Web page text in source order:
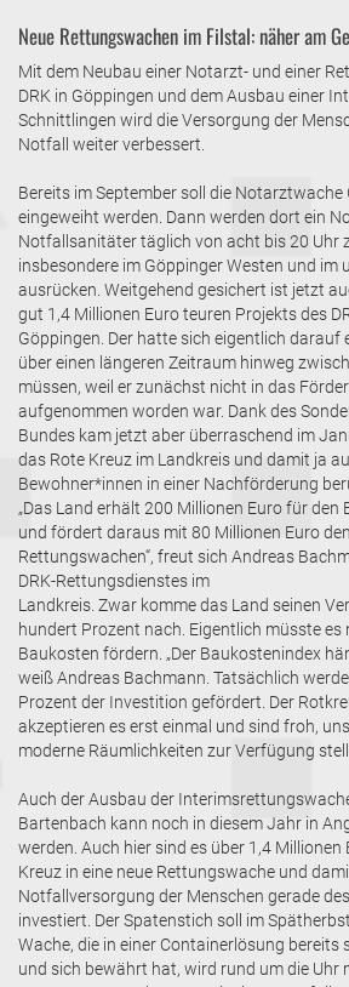
Neue Rettungswachen im Filstal: näher am
Mit dem Neubau einer Notarzt- und einer
DRK in Göppingen und dem Ausbau einer
Schnittlingen wird die Versorgung der
Notfall weiter verbessert.
Bereits im September soll die Notarztwache
eingeweiht werden. Dann werden dort ein
Notfallsanitäter täglich von acht bis 20 Uhr
insbesondere im Göppinger Westen und im
ausrücken. Weitgehend gesichert ist jetzt
gut 1,4 Millionen Euro teuren Projekts des
Göppingen. Der hatte sich eigentlich darauf
über einen längeren Zeitraum hinweg
müssen, weil er zunächst nicht in das
aufgenommen worden war. Dank des
Bundes kam jetzt aber überraschend im
das Rote Kreuz im Landkreis und damit ja
Bewohner*innen in einer Nachförderung
„Das Land erhält 200 Millionen Euro für den
und fördert daraus mit 80 Millionen Euro
Rettungswachen“, freut sich Andreas
DRK-Rettungsdienstes im
Landkreis. Zwar komme das Land seinen
hundert Prozent nach. Eigentlich müsste
Baukosten fördern. „Der Baukostenindex
weiß Andreas Bachmann. Tatsächlich
Prozent der Investition gefördert. Der
akzeptieren es erst einmal und sind froh,
moderne Räumlichkeiten zur Verfügung
Auch der Ausbau der
Bartenbach kann noch in diesem Jahr in
werden. Auch hier sind es über 1,4 Millionen
Kreuz in eine neue Rettungswache und
Notfallversorgung der Menschen gerade
investiert. Der Spatenstich soll im
Wache, die in einer Containerlösung bereits
und sich bewährt hat, wird rund um die Uhr